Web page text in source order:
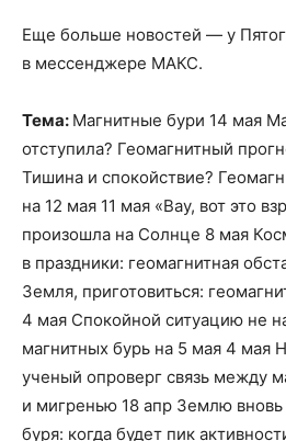
Еще больше новостей — у
в мессенджере МАКС.
Тема: Магнитные бури 14 мая
отступила? Геомагнитный
Тишина и спокойствие?
на 12 мая 11 мая «Вау, вот это
произошла на Солнце 8 мая
в праздники: геомагнитная
Земля, приготовиться:
4 мая Спокойной ситуацию не
магнитных бурь на 5 мая 4 мая
ученый опроверг связь между
и мигренью 18 апр Землю вновь
буря: когда будет пик